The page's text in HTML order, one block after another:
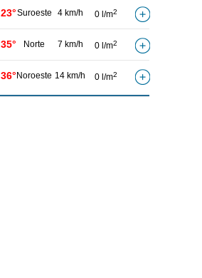
23°Suroeste 4 km/h 0 l/m2
35° Norte 7 km/h 0 l/m2
36° Noroeste 14 km/h 0 l/m2